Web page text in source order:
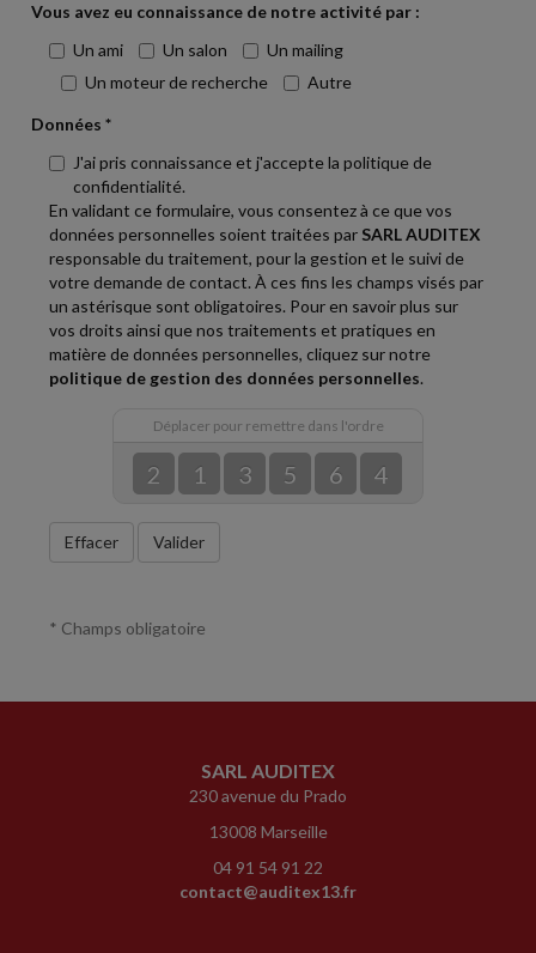
Vous avez eu connaissance de notre activité par :
Un ami
Un salon
Un mailing
Un moteur de recherche
Autre
Données *
J'ai pris connaissance et j'accepte la politique de
confidentialité.
En validant ce formulaire, vous consentez à ce que vos
données personnelles soient traitées par SARL AUDITEX
responsable du traitement, pour la gestion et le suivi de
votre demande de contact. À ces fins les champs visés par
un astérisque sont obligatoires. Pour en savoir plus sur
vos droits ainsi que nos traitements et pratiques en
matière de données personnelles, cliquez sur notre
politique de gestion des données personnelles.
Déplacer pour remettre dans l'ordre
2 1 3 5 6 4
Effacer Valider
* Champs obligatoire
SARL AUDITEX
230 avenue du Prado
13008 Marseille
04 91 54 91 22
contact@auditex13.fr